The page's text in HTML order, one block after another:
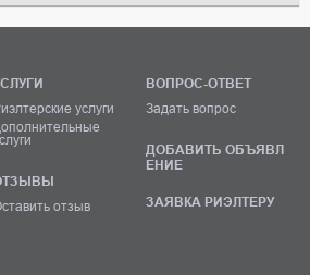
услуги
отзыв
ВОПРОС-ОТВЕТ
Задать вопрос
ДОБАВИТЬ ОБЪЯВЛ
ЕНИЕ
ЗАЯВКА РИЭЛТЕРУ